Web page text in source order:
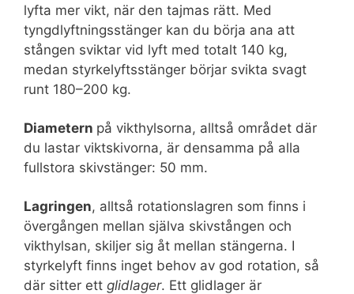
lyfta mer vikt, när den tajmas rätt. Med
tyngdlyftningsstänger kan du börja ana att
stången sviktar vid lyft med totalt 140 kg,
medan styrkelyftsstänger börjar svikta svagt
runt 180–200 kg.
Diametern på vikthylsorna, alltså området där
du lastar viktskivorna, är densamma på alla
fullstora skivstänger: 50 mm.
Lagringen, alltså rotationslagren som finns i
övergången mellan själva skivstången och
vikthylsan, skiljer sig åt mellan stängerna. I
styrkelyft finns inget behov av god rotation, så
där sitter ett glidlager. Ett glidlager är